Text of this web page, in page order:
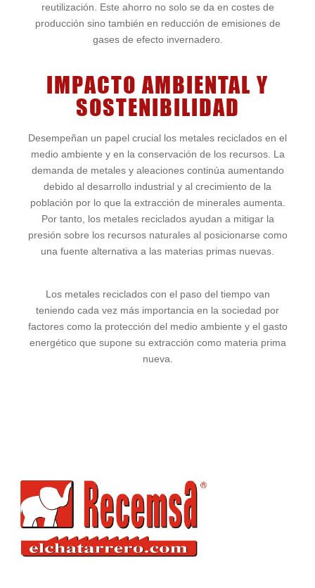
reutilización. Este ahorro no solo se da en costes de
producción sino también en reducción de emisiones de
gases de efecto invernadero.
IMPACTO AMBIENTAL Y
SOSTENIBILIDAD
Desempeñan un papel crucial los metales reciclados en el
medio ambiente y en la conservación de los recursos. La
demanda de metales y aleaciones continúa aumentando
debido al desarrollo industrial y al crecimiento de la
población por lo que la extracción de minerales aumenta.
Por tanto, los metales reciclados ayudan a mitigar la
presión sobre los recursos naturales al posicionarse como
una fuente alternativa a las materias primas nuevas.
Los metales reciclados con el paso del tiempo van
teniendo cada vez más importancia en la sociedad por
factores como la protección del medio ambiente y el gasto
energético que supone su extracción como materia prima
nueva.